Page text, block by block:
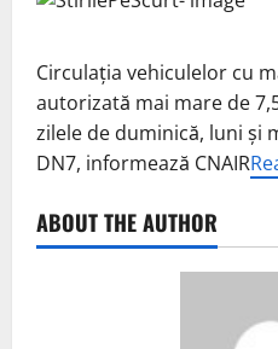
Circulaţia vehiculelor cu
autorizată mai mare de
zilele de duminică, luni şi
DN7, informează CNAIR
ABOUT THE AUTHOR